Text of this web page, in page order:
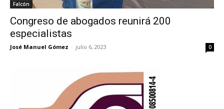
Falcón
Congreso de abogados reunirá 200
especialistas
José Manuel Gómez - julio 6, 2023 0